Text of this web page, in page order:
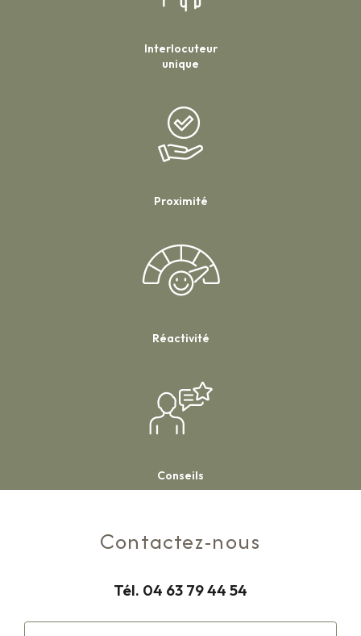
Interlocuteur
unique
Proximité
Réactivité
Conseils
Contactez-nous
Tél. 04 63 79 44 54